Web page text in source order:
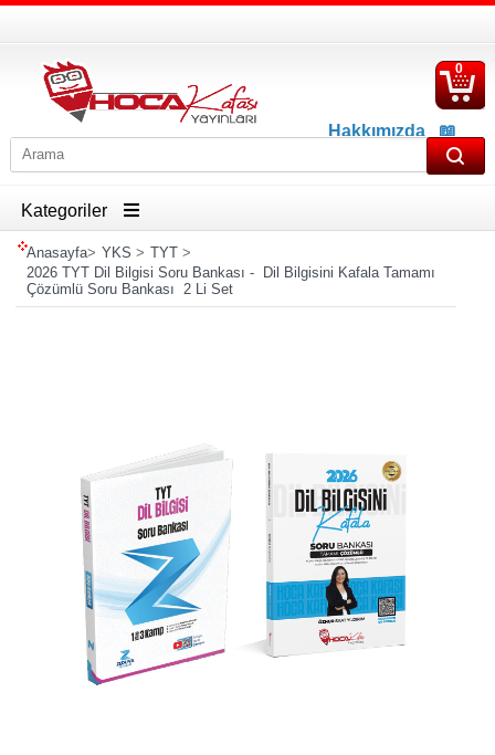
Hakkımızda
📖
İletişim
0
Kategoriler
Anasayfa> YKS > TYT>
2026 TYT Dil Bilgisi Soru Bankası - Dil Bilgisini Kafala Tamamı
Çözümlü Soru Bankası 2 Li Set